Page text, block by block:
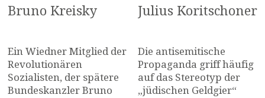
Bruno Kreisky
Ein Wiedner Mitglied der
Revolutionären
Sozialisten, der spätere
Bundeskanzler Bruno
Julius Koritschoner
Die antisemitische
Propaganda griff häufig
auf das Stereotyp der
„jüdischen Geldgier“